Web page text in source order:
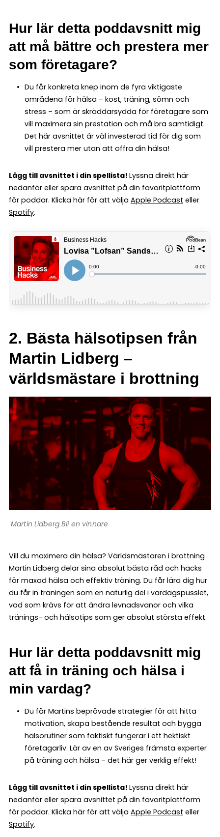
Hur lär detta poddavsnitt mig
att må bättre och prestera mer
som företagare?
Du får konkreta knep inom de fyra viktigaste
områdena för hälsa – kost, träning, sömn och
stress – som är skräddarsydda för företagare som
vill maximera sin prestation och må bra samtidigt.
Det här avsnittet är väl investerad tid för dig som
vill prestera mer utan att offra din hälsa!
Lägg till avsnittet i din spellista! Lyssna direkt här
nedanför eller spara avsnittet på din favoritplattform
för poddar. Klicka här för att välja Apple Podcast eller
Spotify.
2. Bästa hälsotipsen från
Martin Lidberg –
världsmästare i brottning
Martin Lidberg Bli en vinnare
Vill du maximera din hälsa? Världsmästaren i brottning
Martin Lidberg delar sina absolut bästa råd och hacks
för maxad hälsa och effektiv träning. Du får lära dig hur
du får in träningen som en naturlig del i vardagspusslet,
vad som krävs för att ändra levnadsvanor och vilka
tränings- och hälsotips som ger absolut största effekt.
Hur lär detta poddavsnitt mig
att få in träning och hälsa i
min vardag?
Du får Martins beprövade strategier för att hitta
motivation, skapa bestående resultat och bygga
hälsorutiner som faktiskt fungerar i ett hektiskt
företagarliv. Lär av en av Sveriges främsta experter
på träning och hälsa – det här ger verklig effekt!
Lägg till avsnittet i din spellista! Lyssna direkt här
nedanför eller spara avsnittet på din favoritplattform
för poddar. Klicka här för att välja Apple Podcast eller
Spotify.